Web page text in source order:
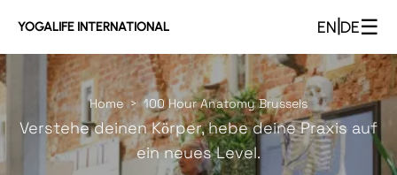
YOGALIFE INTERNATIONAL EN|DE☰
Home > 100 Hour Anatomy Brussels
Verstehe deinen Körper, hebe deine Praxis auf
ein neues Level.